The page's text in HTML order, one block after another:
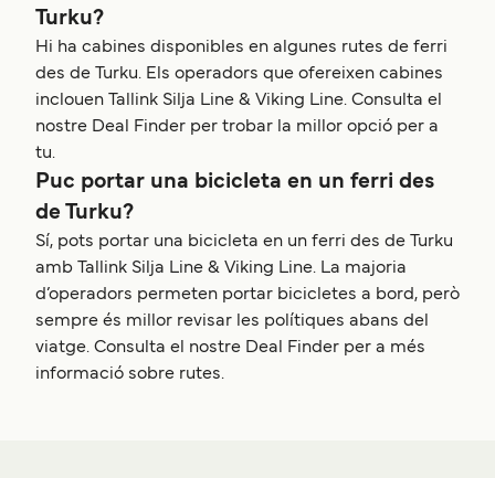
Turku?
Hi ha cabines disponibles en algunes rutes de ferri
des de Turku. Els operadors que ofereixen cabines
inclouen Tallink Silja Line & Viking Line. Consulta el
nostre Deal Finder per trobar la millor opció per a
tu.
Puc portar una bicicleta en un ferri des
de Turku?
Sí, pots portar una bicicleta en un ferri des de Turku
amb Tallink Silja Line & Viking Line. La majoria
d’operadors permeten portar bicicletes a bord, però
sempre és millor revisar les polítiques abans del
viatge. Consulta el nostre Deal Finder per a més
informació sobre rutes.